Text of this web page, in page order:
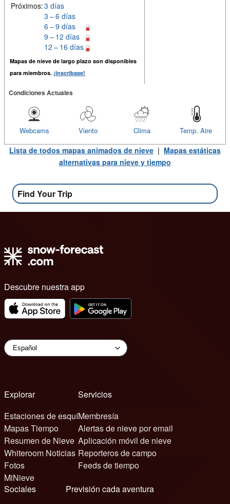
Próximos:3 días
3 – 6 días
6 – 9 días
9 – 12 días
12 – 16 días
Mapas de nieve de largo plazo son disponibles
para miembros. ¡Inscríbase!
Condiciones Actuales
Temp. Aire
Clima
Viento
Webcams
Lista de todos mapas animados de nieve | Mapas estáticas
alternativas para nieve y tiempo
Find Your Trip
Descubre nuestra app
Explorar
Estaciones de esquí
Mapas Tiempo
Resumen de Nieve
Whiteroom Noticias
Fotos
MiNieve
Servicios
Membresía
Alertas de nieve por email
Aplicación móvil de nieve
Reporteros de campo
Feeds de tiempo
Sociales
Previsión cada aventura